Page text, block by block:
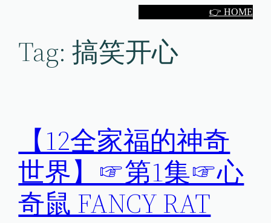
👉 HOME
Tag:搞笑开心
【12全家福的神奇
世界】☞第1集☞心
奇鼠 FANCY RAT